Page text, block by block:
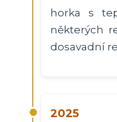
horka s
některých
dosavadní
2025